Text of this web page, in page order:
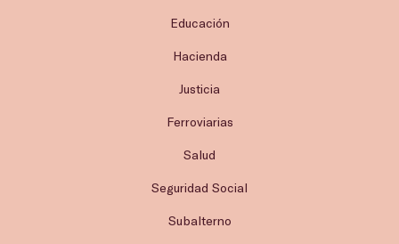
Educación
Hacienda
Justicia
Ferroviarias
Salud
Seguridad Social
Subalterno